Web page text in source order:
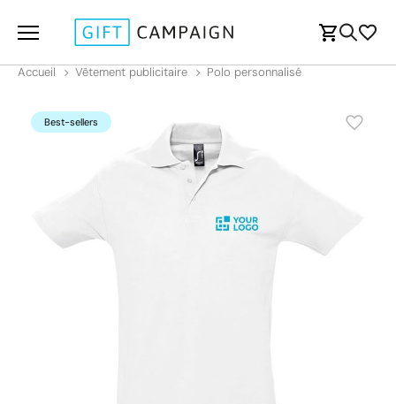
Accueil Vêtement publicitaire Polo personnalisé
Best-sellers